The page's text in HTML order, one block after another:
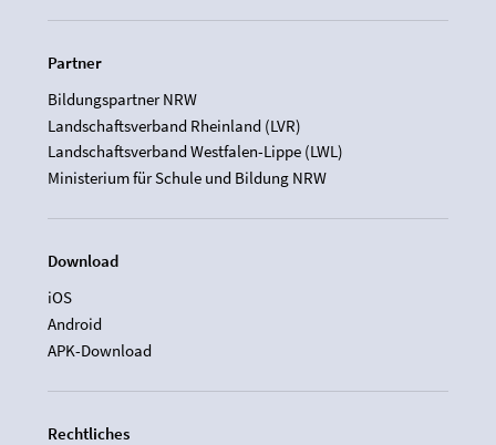
Partner
Bildungspartner NRW
Landschaftsverband Rheinland (LVR)
Landschaftsverband Westfalen-Lippe (LWL)
Ministerium für Schule und Bildung NRW
Download
iOS
Android
APK-Download
Rechtliches